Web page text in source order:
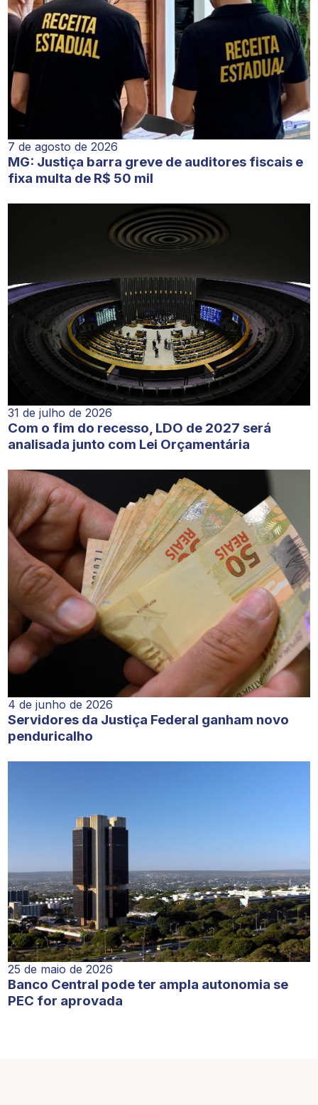
7 de agosto de 2026
MG: Justiça barra greve de auditores fiscais e
fixa multa de R$ 50 mil
31 de julho de 2026
Com o fim do recesso, LDO de 2027 será
analisada junto com Lei Orçamentária
4 de junho de 2026
Servidores da Justiça Federal ganham novo
penduricalho
25 de maio de 2026
Banco Central pode ter ampla autonomia se
PEC for aprovada